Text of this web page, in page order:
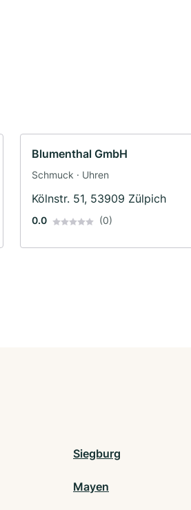
Blumenthal GmbH
Schmuck · Uhren
Kölnstr. 51, 53909 Zülpich
0.0 (0)
Siegburg
Mayen